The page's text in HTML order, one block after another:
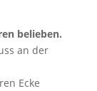
belieben.
an der
Ecke